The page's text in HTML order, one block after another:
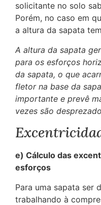
solicitante no solo
Porém, no caso em
a altura da sapata
A altura da sapata
para os esforços
da sapata, o que
fletor na base da
importante e prevê
vezes são
e) Cálculo das
esforços
Para uma sapata ser
trabalhando à